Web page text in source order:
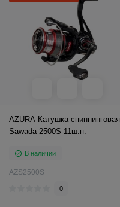
AZURA Катушка спиннинговая
Sawada 2500S 11ш.п.
В наличии
AZS2500S
0